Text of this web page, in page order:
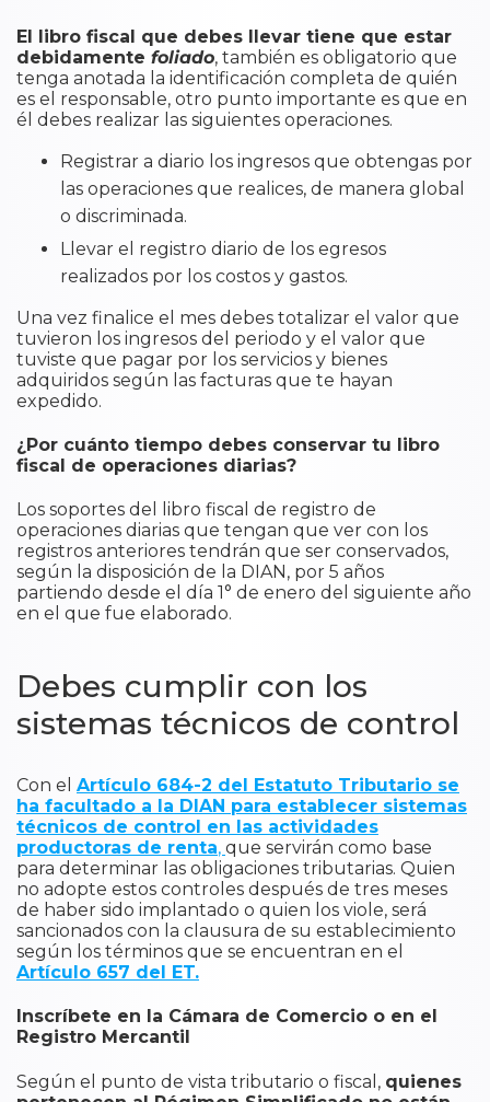
El libro fiscal que debes llevar tiene que estar
debidamente foliado, también es obligatorio que
tenga anotada la identificación completa de quién
es el responsable, otro punto importante es que en
él debes realizar las siguientes operaciones.
Registrar a diario los ingresos que obtengas por
las operaciones que realices, de manera global
o discriminada.
Llevar el registro diario de los egresos
realizados por los costos y gastos.
Una vez finalice el mes debes totalizar el valor que
tuvieron los ingresos del periodo y el valor que
tuviste que pagar por los servicios y bienes
adquiridos según las facturas que te hayan
expedido.
¿Por cuánto tiempo debes conservar tu libro
fiscal de operaciones diarias?
Los soportes del libro fiscal de registro de
operaciones diarias que tengan que ver con los
registros anteriores tendrán que ser conservados,
según la disposición de la DIAN, por 5 años
partiendo desde el día 1° de enero del siguiente año
en el que fue elaborado.
Debes cumplir con los
sistemas técnicos de control
Con el Artículo 684-2 del Estatuto Tributario se
ha facultado a la DIAN para establecer sistemas
técnicos de control en las actividades
productoras de renta, que servirán como base
para determinar las obligaciones tributarias. Quien
no adopte estos controles después de tres meses
de haber sido implantado o quien los viole, será
sancionados con la clausura de su establecimiento
según los términos que se encuentran en el
Artículo 657 del ET.
Inscríbete en la Cámara de Comercio o en el
Registro Mercantil
Según el punto de vista tributario o fiscal, quienes